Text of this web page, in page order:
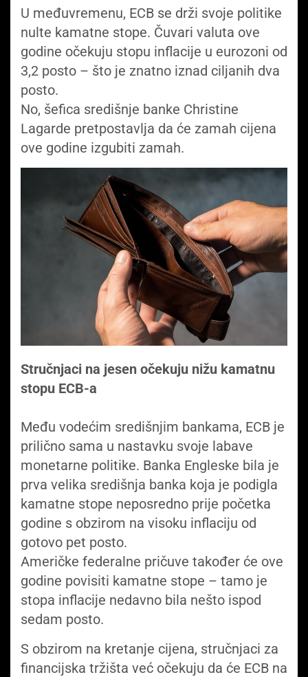
U međuvremenu, ECB se drži svoje politike
nulte kamatne stope. Čuvari valuta ove
godine očekuju stopu inflacije u eurozoni od
3,2 posto – što je znatno iznad ciljanih dva
posto.
No, šefica središnje banke Christine
Lagarde pretpostavlja da će zamah cijena
ove godine izgubiti zamah.
Stručnjaci na jesen očekuju nižu kamatnu
stopu ECB-a
Među vodećim središnjim bankama, ECB je
prilično sama u nastavku svoje labave
monetarne politike. Banka Engleske bila je
prva velika središnja banka koja je podigla
kamatne stope neposredno prije početka
godine s obzirom na visoku inflaciju od
gotovo pet posto.
Američke federalne pričuve također će ove
godine povisiti kamatne stope – tamo je
stopa inflacije nedavno bila nešto ispod
sedam posto.
S obzirom na kretanje cijena, stručnjaci za
financijska tržišta već očekuju da će ECB na